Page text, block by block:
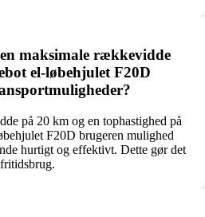
maksimale rækkevidde
el-løbehjulet F20D
på 20 km og en tophastighed på
F20D brugeren mulighed
hurtigt og effektivt. Dette gør det